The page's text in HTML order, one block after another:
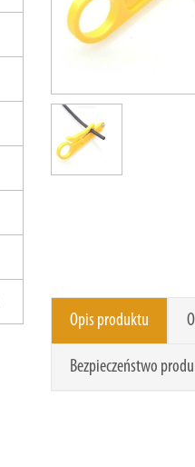
Opis produktu
Bezpieczeństwo